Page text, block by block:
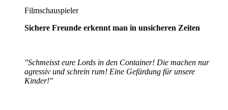
Filmschauspieler
Sichere Freunde erkennt man in unsicheren Zeiten
"Schmeisst eure Lords in den Container! Die machen nur
agressiv und schrein rum! Eine Gefärdung für unsere
Kinder!"